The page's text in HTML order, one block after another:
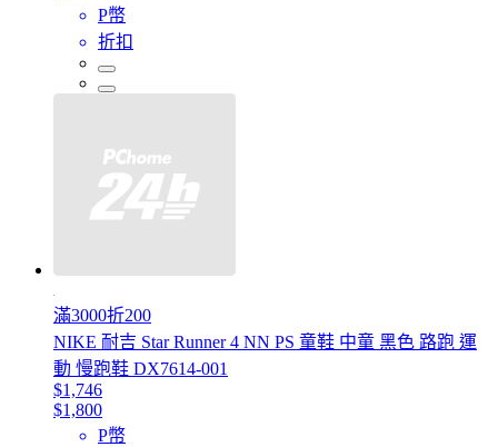
P幣
折扣
滿3000折200
NIKE 耐吉 Star Runner 4 NN PS 童鞋 中童 黑色 路跑 運
動 慢跑鞋 DX7614-001
$1,746
$1,800
P幣